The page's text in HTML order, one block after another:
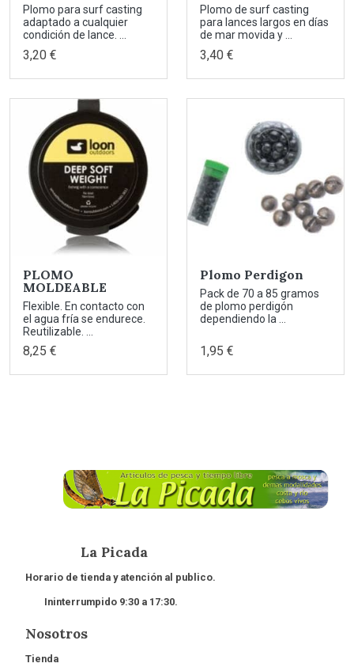
Plomo para surf casting
adaptado a cualquier
condición de lance. ...
3,20 €
Plomo de surf casting
para lances largos en días
de mar movida y ...
3,40 €
PLOMO
MOLDEABLE
Flexible. En contacto con
el agua fría se endurece.
Reutilizable. ...
8,25 €
Plomo Perdigon
Pack de 70 a 85 gramos
de plomo perdigón
dependiendo la ...
1,95 €
La Picada
Horario de tienda y atención al publico.
Ininterrumpido 9:30 a 17:30.
Nosotros
Tienda